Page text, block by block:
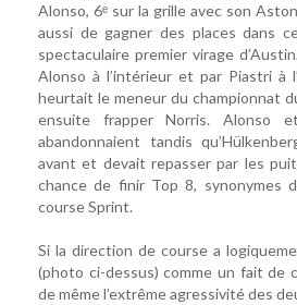
Alonso, 6ᵉ sur la grille avec son
aussi de gagner des places dans
spectaculaire premier virage
Alonso à l’intérieur et par Piastri à
heurtait le meneur du championnat
ensuite frapper Norris. Alonso
abandonnaient tandis
avant et devait repasser par les
chance de finir Top 8, synonymes
course Sprint.
Si la direction de course a
(photo ci-dessus) comme un fait de
de même l’extrême agressivité des